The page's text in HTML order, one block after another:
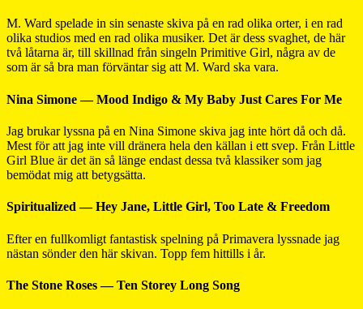
M. Ward spelade in sin senaste skiva på en rad olika orter, i en rad
olika studios med en rad olika musiker. Det är dess svaghet, de här
två låtarna är, till skillnad från singeln Primitive Girl, några av de
som är så bra man förväntar sig att M. Ward ska vara.
Nina Simone — Mood Indigo & My Baby Just Cares For Me
Jag brukar lyssna på en Nina Simone skiva jag inte hört då och då.
Mest för att jag inte vill dränera hela den källan i ett svep. Från Little
Girl Blue är det än så länge endast dessa två klassiker som jag
bemödat mig att betygsätta.
Spiritualized — Hey Jane, Little Girl, Too Late & Freedom
Efter en fullkomligt fantastisk spelning på Primavera lyssnade jag
nästan sönder den här skivan. Topp fem hittills i år.
The Stone Roses — Ten Storey Long Song